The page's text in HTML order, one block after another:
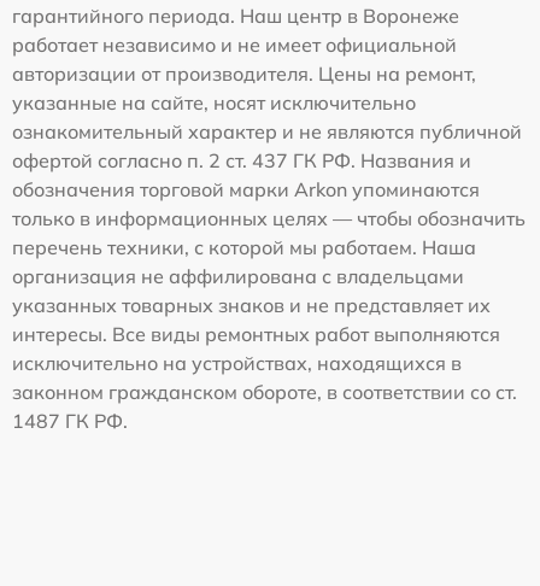
гарантийного периода. Наш центр в Воронеже
работает независимо и не имеет официальной
авторизации от производителя. Цены на ремонт,
указанные на сайте, носят исключительно
ознакомительный характер и не являются публичной
офертой согласно п. 2 ст. 437 ГК РФ. Названия и
обозначения торговой марки Arkon упоминаются
только в информационных целях — чтобы обозначить
перечень техники, с которой мы работаем. Наша
организация не аффилирована с владельцами
указанных товарных знаков и не представляет их
интересы. Все виды ремонтных работ выполняются
исключительно на устройствах, находящихся в
законном гражданском обороте, в соответствии со ст.
1487 ГК РФ.